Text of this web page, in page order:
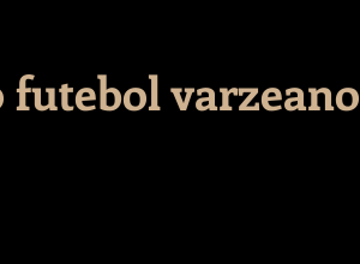
futebol varzeano